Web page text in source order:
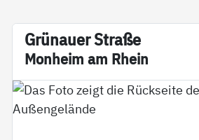
Grünau­er Stra­ße
Mon­heim am Rhein